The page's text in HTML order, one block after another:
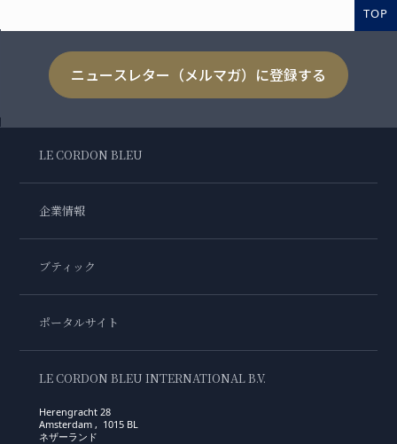
TOP
ニュースレター（メルマガ）に登録する
LE CORDON BLEU
企業情報
ブティック
ポータルサイト
LE CORDON BLEU INTERNATIONAL B.V.
Herengracht 28
Amsterdam , 1015 BL
ネザーランド